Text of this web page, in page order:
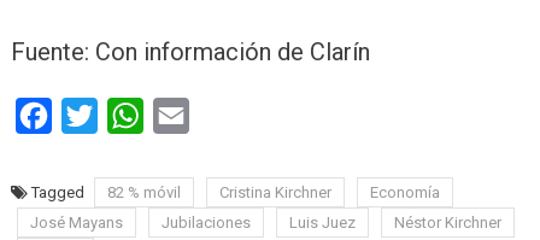
Fuente: Con información de Clarín
Facebook
Twitter WhatsApp
Tagged 82 % móvil Cristina Kirchner
Economía
José Mayans
Jubilaciones Luis Juez
Néstor Kirchner